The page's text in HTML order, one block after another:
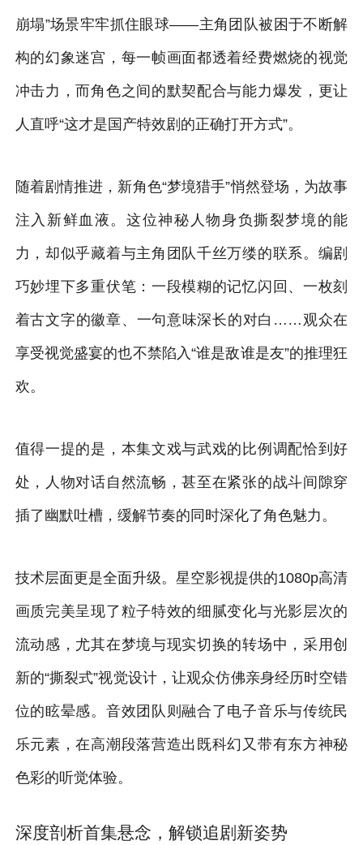
崩塌”场景牢牢抓住眼球——主角团队被困于不断解
构的幻象迷宫，每一帧画面都透着经费燃烧的视觉
冲击力，而角色之间的默契配合与能力爆发，更让
人直呼“这才是国产特效剧的正确打开方式”。
随着剧情推进，新角色“梦境猎手”悄然登场，为故事
注入新鲜血液。这位神秘人物身负撕裂梦境的能
力，却似乎藏着与主角团队千丝万缕的联系。编剧
巧妙埋下多重伏笔：一段模糊的记忆闪回、一枚刻
着古文字的徽章、一句意味深长的对白……观众在
享受视觉盛宴的也不禁陷入“谁是敌谁是友”的推理狂
欢。
值得一提的是，本集文戏与武戏的比例调配恰到好
处，人物对话自然流畅，甚至在紧张的战斗间隙穿
插了幽默吐槽，缓解节奏的同时深化了角色魅力。
技术层面更是全面升级。星空影视提供的1080p高清
画质完美呈现了粒子特效的细腻变化与光影层次的
流动感，尤其在梦境与现实切换的转场中，采用创
新的“撕裂式”视觉设计，让观众仿佛亲身经历时空错
位的眩晕感。音效团队则融合了电子音乐与传统民
乐元素，在高潮段落营造出既科幻又带有东方神秘
色彩的听觉体验。
深度剖析首集悬念，解锁追剧新姿势